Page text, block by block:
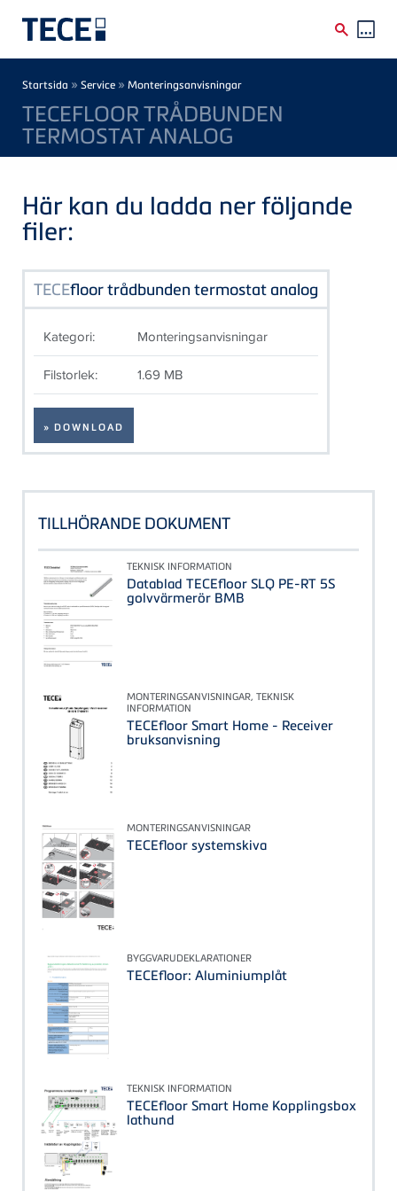
Breadcrumb
Startsida » Service » Monteringsanvisningar
TECEFLOOR TRÅDBUNDEN
TERMOSTAT ANALOG
Här kan du ladda ner följande
filer:
TECEfloor trådbunden termostat analog
Kategori: Monteringsanvisningar
Filstorlek: 1.69 MB
» DOWNLOAD
TILLHÖRANDE DOKUMENT
TEKNISK INFORMATION
Datablad TECEfloor SLQ PE-RT 5S
golvvärmerör BMB
MONTERINGSANVISNINGAR, TEKNISK
INFORMATION
TECEfloor Smart Home - Receiver
bruksanvisning
MONTERINGSANVISNINGAR
TECEfloor systemskiva
BYGGVARUDEKLARATIONER
TECEfloor: Aluminiumplåt
TEKNISK INFORMATION
TECEfloor Smart Home Kopplingsbox
lathund